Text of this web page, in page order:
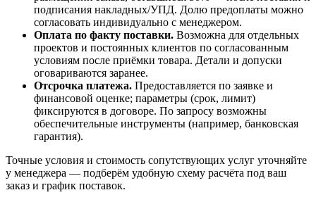
подписания накладных/УПД. Долю предоплаты можно
согласовать индивидуально с менеджером.
Оплата по факту поставки. Возможна для отдельных
проектов и постоянных клиентов по согласованным
условиям после приёмки товара. Детали и допуски
оговариваются заранее.
Отсрочка платежа. Предоставляется по заявке и
финансовой оценке; параметры (срок, лимит)
фиксируются в договоре. По запросу возможны
обеспечительные инструменты (например, банковская
гарантия).
Точные условия и стоимость сопутствующих услуг уточняйте
у менеджера — подберём удобную схему расчёта под ваш
заказ и график поставок.